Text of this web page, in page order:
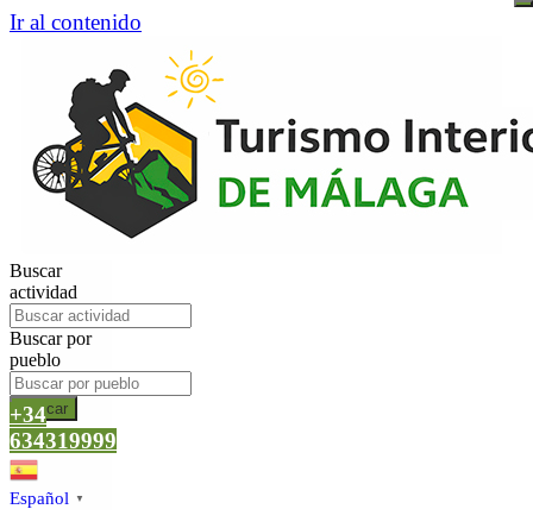
Ir al contenido
Buscar
actividad
Buscar por
pueblo
Buscar
+34
634319999
Español ▼